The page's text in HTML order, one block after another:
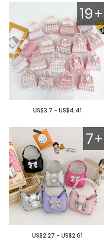
19+
US$3.7 - US$4.41
7+
US$2.27 - US$2.61